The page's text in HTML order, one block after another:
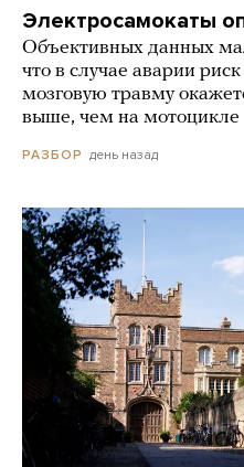
Электросамокаты
Объективных данных
что в случае аварии
мозговую травму
выше, чем на мотоцикле
РАЗБОР день назад